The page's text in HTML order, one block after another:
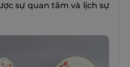
sự quan tâm và lịch sự